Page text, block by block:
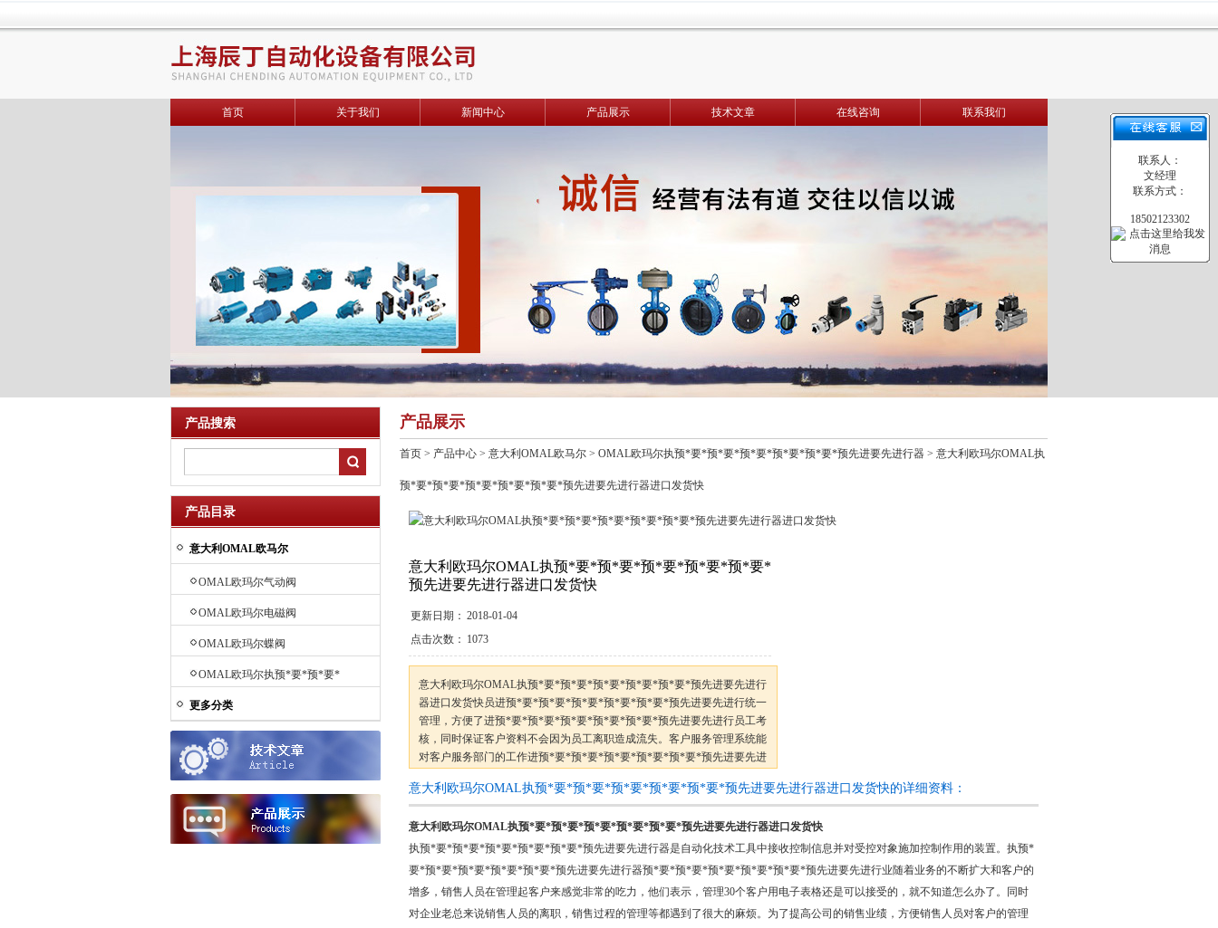
首页 关于我们 新闻中心 产品展示 技术文章 在线咨询 联系我们
产品搜索
产品目录
意大利OMAL欧马尔
OMAL欧玛尔气动阀
OMAL欧玛尔电磁阀
OMAL欧玛尔蝶阀
OMAL欧玛尔执预*要*预*要*
预*要*预*要*预*要*预先进要
先进行器
更多分类
产品展示
首页 > 产品中心 > 意大利OMAL欧马尔 > OMAL欧玛尔执预*要*预*要*预*要*预*要*预*要*预先进要先进行器 > 意大利欧玛尔OMAL执
预*要*预*要*预*要*预*要*预*要*预先进要先进行器进口发货快
意大利欧玛尔OMAL执预*要*预*要*预*要*预*要*预*要*
预先进要先进行器进口发货快
更新日期： 2018-01-04
点击次数： 1073
意大利欧玛尔OMAL执预*要*预*要*预*要*预*要*预*要*预先进要先进行
器进口发货快员进预*要*预*要*预*要*预*要*预*要*预先进要先进行统一
管理，方便了进预*要*预*要*预*要*预*要*预*要*预先进要先进行员工考
核，同时保证客户资料不会因为员工离职造成流失。客户服务管理系统能
对客户服务部门的工作进预*要*预*要*预*要*预*要*预*要*预先进要先进
通过系统能使公司各地的客户服务部门把任务有机的协调起来，即使异地
位“的承诺。上述简要分析了执预*要*预*要*预*要*预*要*预*要*预先进
要先进行器CRM应用的几
意大利欧玛尔OMAL执预*要*预*要*预*要*预*要*预*要*预先进要先进行器进口发货快的详细资料：
意大利欧玛尔OMAL执预*要*预*要*预*要*预*要*预*要*预先进要先进行器进口发货快
执预*要*预*要*预*要*预*要*预*要*预先进要先进行器是自动化技术工具中接收控制信息并对受控对象施加控制作用的装置。执预*
要*预*要*预*要*预*要*预*要*预先进要先进行器预*要*预*要*预*要*预*要*预*要*预先进要先进行业随着业务的不断扩大和客户的
增多，销售人员在管理起客户来感觉非常的吃力，他们表示，管理30个客户用电子表格还是可以接受的，就不知道怎么办了。同时
对企业老总来说销售人员的离职，销售过程的管理等都遇到了很大的麻烦。为了提高公司的销售业绩，方便销售人员对客户的管理
联系人：
文经理
联系方式：
18502123302